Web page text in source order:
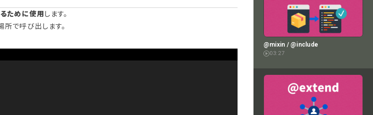
ために使用 します。
で呼び出します。
@mixin / @include
03:27